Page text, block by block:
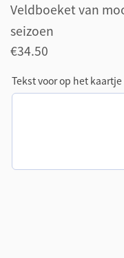
Veldboeket van
seizoen
€34.50
Tekst voor op het kaartje